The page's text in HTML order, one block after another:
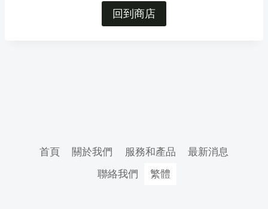
回到商店
首頁 關於我們 服務和產品
最新消息
聯絡我們
繁體